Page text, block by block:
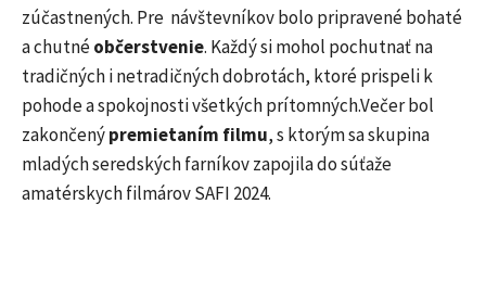
zúčastnených. Pre návštevníkov bolo pripravené bohaté
a chutnéobčerstvenie. Každý si mohol pochutnať na
tradičných i netradičných dobrotách, ktoré prispeli k
pohode a spokojnosti všetkých prítomných.Večer bol
zakončenýpremietaním filmu, s ktorým sa skupina
mladých seredských farníkov zapojila do súťaže
amatérskych filmárov SAFI 2024.